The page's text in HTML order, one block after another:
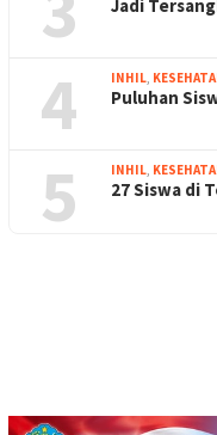
Jadi
4 INHIL,
Puluhan
5 INHIL,
27 Siswa di